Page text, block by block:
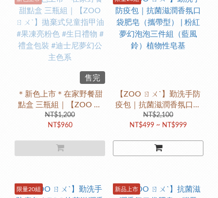
售完
＊新色上市＊在家野餐甜
點盒 三瓶組｜【ZOO ㄖ
ㄨˋ】拋棄式兒童指甲油 #
果凍亮粉色 #生日禮物 #禮
色系
NT$1,200
NT$960
【ZOO ㄖㄨˋ】勤洗手防
疫包｜抗菌滋潤香氛口袋
肥皂（攜帶型） | 粉紅夢
幻泡泡三件組（藍風鈴）
NT$2,100
NT$499 ~ NT$999
限量20組 新品上市